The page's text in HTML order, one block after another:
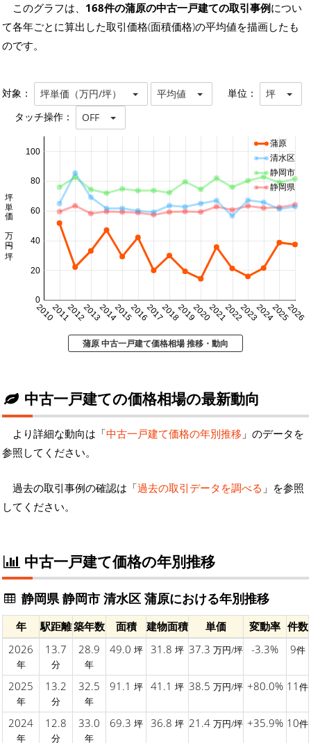
このグラフは、 168件の蒲原の中古一戸建ての取引事例につい
て各年ごとに算出した取引価格(面積価格)の平均値を描画したも
のです。
対象： 坪単価（万円/坪） 平均値 単位： 坪
タッチ操作： OFF
20102011201220132014201520162017201820192020202120222023202420252026
0
20
40
60
80
100
坪単価 万円/坪
蒲原
清水区
静岡市
静岡県
蒲原 中古一戸建て価格相場 推移・動向
中古一戸建ての価格相場の最新動向
より詳細な動向は「中古一戸建て価格の年別推移 」のデータを
参照してください。
過去の取引事例の確認は「過去の取引データを調べる 」を参照
してください。
中古一戸建て価格の年別推移
静岡県 静岡市 清水区 蒲原における年別推移
年 駅距離築年数 面積 建物面積 単価 変動率 件数
2026
年
13.7
分
28.9
年
49.0 坪 31.8 坪 37.3 万円/坪 -3.3% 9件
2025
年
13.2
分
32.5
年
91.1 坪 41.1 坪 38.5 万円/坪 +80.0% 11 件
2024
年
12.8
分
33.0
年
69.3 坪 36.8 坪 21.4 万円/坪 +35.9% 10件